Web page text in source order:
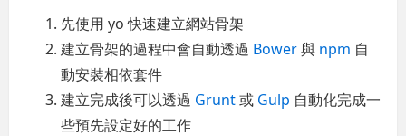
先使用 yo 快速建立網站骨架
建立骨架的過程中會自動透過 Bower與 npm 自
動安裝相依套件
建立完成後可以透過 Grunt或 Gulp 自動化完成一
些預先設定好的工作